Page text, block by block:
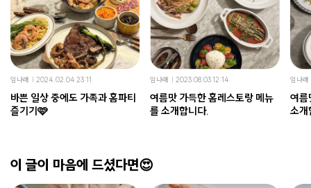
임나래 2024.02.04 23:11
바쁜 일상 중에도 가족과 홈파티
즐기기🩷
임나래 2023.08.03 12:14
여름맛 가득한 홈레스토랑 메뉴
를 소개합니다.
임나래
여름
소개
이 글이 마음에 드셨다면😍